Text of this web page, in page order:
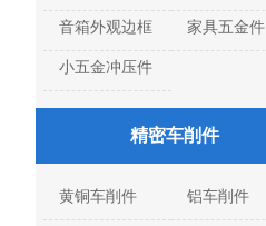
音箱外观边框 家具五金件
小五金冲压件
精密车削件
黄铜车削件 铝车削件